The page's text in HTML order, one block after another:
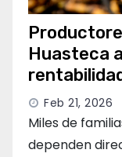
Huasteca
Feb 21, 2026
Miles de
dependen